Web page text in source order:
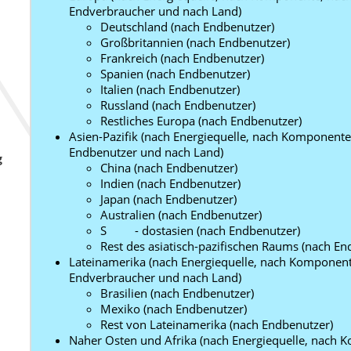
Endverbraucher und nach Land)
Deutschland (nach Endbenutzer)
Großbritannien (nach Endbenutzer)
Frankreich (nach Endbenutzer)
Spanien (nach Endbenutzer)
Italien (nach Endbenutzer)
Russland (nach Endbenutzer)
Restliches Europa (nach Endbenutzer)
Asien-Pazifik (nach Energiequelle, nach
Endbenutzer und nach Land)
China (nach Endbenutzer)
Indien (nach Endbenutzer)
Japan (nach Endbenutzer)
Australien (nach Endbenutzer)
S - dostasien (nach Endbenutzer)
Rest des asiatisch-pazifischen Raums (nach
Lateinamerika (nach Energiequelle, nach
Endverbraucher und nach Land)
Brasilien (nach Endbenutzer)
Mexiko (nach Endbenutzer)
Rest von Lateinamerika (nach Endbenutzer)
Naher Osten und Afrika (nach Energiequelle, nach